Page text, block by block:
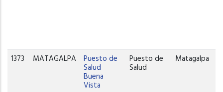
1373 MATAGALPA Puesto de
Salud
Buena
Vista
Puesto de
Salud
Matagalpa